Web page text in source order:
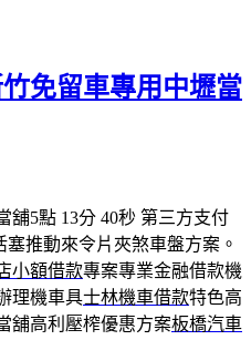
免留車專用中壢當
舖5點 13分 40秒 第三方支付
塞推動來令片夾煞車盤方案。
小額借款專案專業金融借款機
理機車具士林機車借款特色高
舖高利壓榨優惠方案板橋汽車